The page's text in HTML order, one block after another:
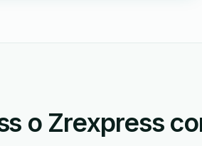
o Zrexpress